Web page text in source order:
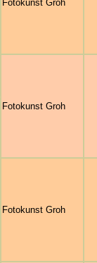
Fotokunst Groh
Fotokunst Groh
Fotokunst Groh